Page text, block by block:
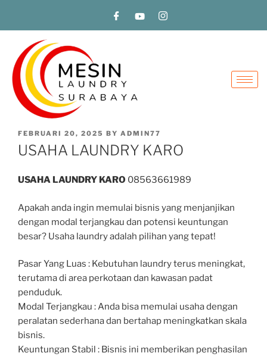
FEBRUARI 20, 2025 BY ADMIN77
USAHA LAUNDRY KARO
USAHA LAUNDRY KARO 08563661989
Apakah anda ingin memulai bisnis yang menjanjikan
dengan modal terjangkau dan potensi keuntungan
besar? Usaha laundry adalah pilihan yang tepat!
Pasar Yang Luas : Kebutuhan laundry terus meningkat,
terutama di area perkotaan dan kawasan padat
penduduk.
Modal Terjangkau : Anda bisa memulai usaha dengan
peralatan sederhana dan bertahap meningkatkan skala
bisnis.
Keuntungan Stabil : Bisnis ini memberikan penghasilan